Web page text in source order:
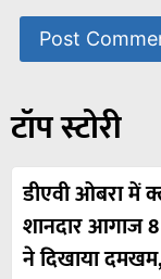
टॉप स्टोरी
डीएवी ओबरा में
शानदार आगाज
ने दिखाया